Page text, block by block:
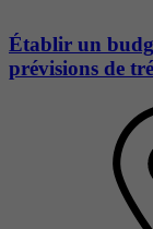
Établir un
prévisions de